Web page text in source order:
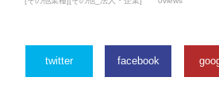
twitter facebook